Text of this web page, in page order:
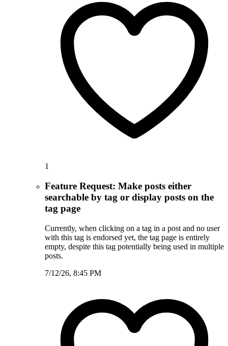
1
Feature Request: Make posts either
searchable by tag or display posts on the
tag page
Currently, when clicking on a tag in a post and no user
with this tag is endorsed yet, the tag page is entirely
empty, despite this tag potentially being used in multiple
posts.
7/12/26, 8:45 PM